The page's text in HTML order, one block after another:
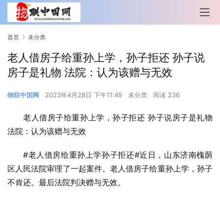
首页 未分类
老人借房子给重孙上学，孙子拒还 孙子说
房子是礼物 法院：认为该赠与无效
物联中国网 2023年4月28日 下午11:49 未分类 阅读 236
老人借房子给重孙上学，孙子拒还 孙子说房子是礼物
法院：认为该赠与无效
#老人借房给重孙上学孙子拒还#近日，山东济南槐荫
区人民法院审理了一起案件。老人借房子给重孙上学，孙子
不肯还。最后法院判决赠与无效。